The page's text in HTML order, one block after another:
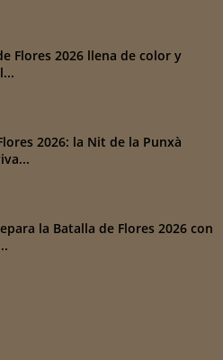
Flores 2026 llena de color y
2026: la Nit de la Punxà
la Batalla de Flores 2026 con